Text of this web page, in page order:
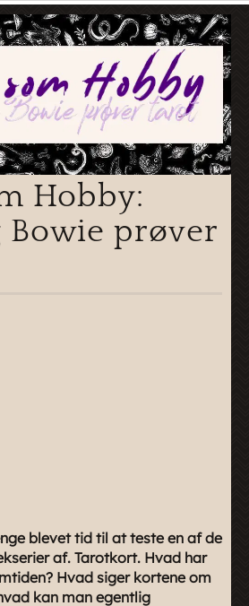
Hobby:
Bowie prøver
blevet tid til at teste en af de
af. Tarotkort. Hvad har
Hvad siger kortene om
kan man egentlig